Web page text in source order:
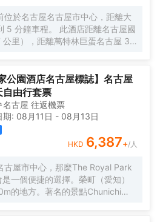
位於名古屋名古屋市中心，距離大
5 分鐘車程。 此酒店距離名古屋國
里），距離萬特林巨蛋名古屋 3.6
動售貨機。酒店提供收費自助停
供平板電視；您定能在旅途中找到
絡，方便您與朋友保持聯繫。浴
桶。便利設施包括書桌和電熱水
。
公園酒店名古屋標誌】名古屋
由行套票
名古屋 往返機票
期: 08月11日 - 08月13日
HKD 6,387+/人
古屋市中心，那麼The Royal Park
一個便捷的選擇。榮町（愛知）
的地方。著名的景點Chunichi